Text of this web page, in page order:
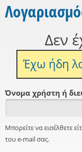
Δεν
Έχω ήδη
Όνομα χρήστη ή
Μπορείτε να εισέλθετε
του e-mail σας.